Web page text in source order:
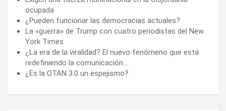
ocupada
¿Pueden funcionar las democracias actuales?
La «guerra» de Trump con cuatro periodistas del New
York Times
¿La era de la viralidad? El nuevo fenómeno que está
redefiniendo la comunicación…
¿Es la OTAN 3.0 un espejismo?